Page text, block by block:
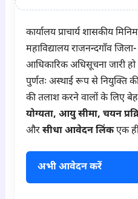
कार्यालय प्राचार्य शासकीय
महाविद्यालय राजनन्दगाँव
आधिकारिक अधिसूचना जारी
पुर्णतः अस्थाई रूप से नियुक्ति
की तलाश करने वालों के लिए
योग्यता, आयु सीमा, चयन
औरसीधा आवेदन लिंकएक
अभी आवेदन करें